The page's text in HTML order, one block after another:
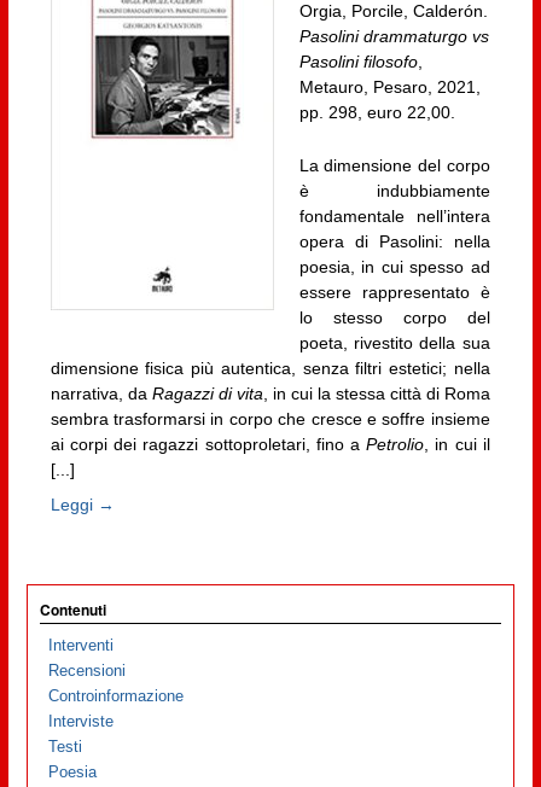
Orgia, Porcile, Calderón.
Pasolini drammaturgo vs
Pasolini filosofo,
Metauro, Pesaro, 2021,
pp. 298, euro 22,00.
La dimensione del corpo
è indubbiamente
fondamentale nell’intera
opera di Pasolini: nella
poesia, in cui spesso ad
essere rappresentato è
lo stesso corpo del
poeta, rivestito della sua
dimensione fisica più autentica, senza filtri estetici; nella
narrativa, da Ragazzi di vita , in cui la stessa città di Roma
sembra trasformarsi in corpo che cresce e soffre insieme
ai corpi dei ragazzi sottoproletari, fino aPetrolio , in cui il
[...]
Leggi →
Contenuti
Interventi
Recensioni
Controinformazione
Interviste
Testi
Poesia